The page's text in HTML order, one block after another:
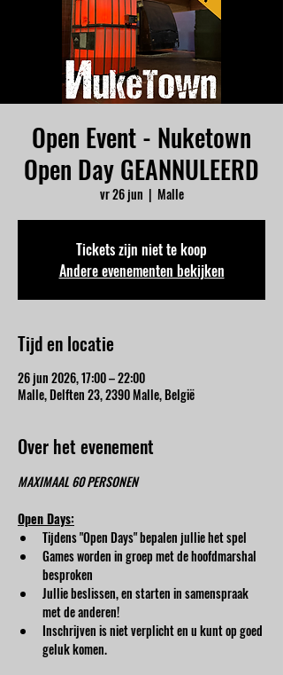
Open Event - Nuketown
Open Day GEANNULEERD
vr 26 jun
  |
Malle
Tickets zijn niet te koop
Andere evenementen bekijken
Tijd en locatie
26 jun 2026, 17:00 – 22:00
Malle, Delften 23, 2390 Malle, België
Over het evenement
MAXIMAAL 60 PERSONEN
Open Days:
Tijdens "Open Days" bepalen jullie het spel
Games worden in groep met de hoofdmarshal
besproken
Jullie beslissen, en starten in samenspraak
met de anderen!
Inschrijven is niet verplicht en u kunt op goed
geluk komen.